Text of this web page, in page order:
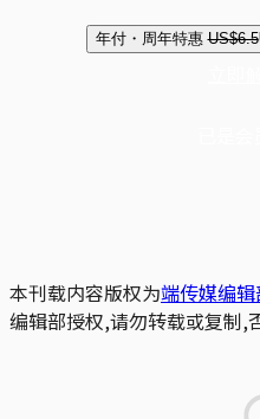
年付・周年特惠 US$6.5
本刊载内容版权为端传媒编辑
编辑部授权,请勿转载或复制,